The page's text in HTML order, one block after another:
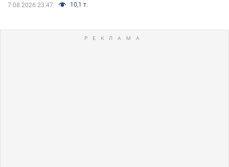
7.08.2026 23:47 10,1 т.